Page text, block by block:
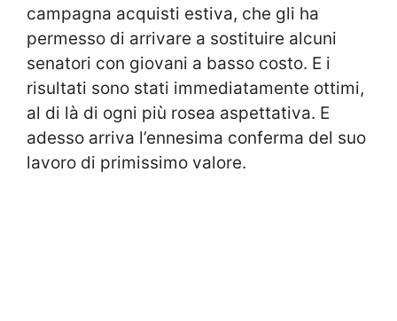
campagna acquisti estiva, che gli ha
permesso di arrivare a sostituire alcuni
senatori con giovani a basso costo. E i
risultati sono stati immediatamente ottimi,
al di là di ogni più rosea aspettativa. E
adesso arriva l’ennesima conferma del suo
lavoro di primissimo valore.